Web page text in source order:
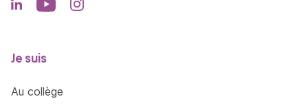
Je suis
Au collège